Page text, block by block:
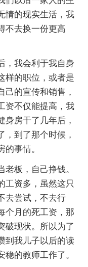
情的现实生活，我
不去换一份更高
，我会利于我自身
样的职位，或者是
己的宣传和销售，
资不仅能提高，我
身房干了几年后，
，到了那个时候，
事情。
板，自己挣钱。
工资多，虽然这只
去尝试，不去行
个月的死工资，那
破现状。所以为了
到我儿子以后的读
的教师工作了。